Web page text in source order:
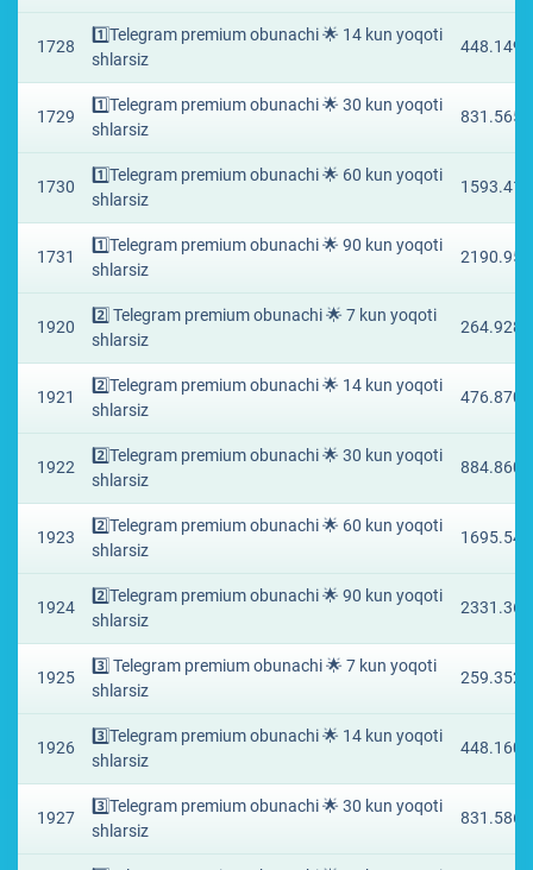
1728
1️⃣Telegram premium obunachi 🌟 14 kun yoqoti
shlarsiz
448.149
1729
1️⃣Telegram premium obunachi 🌟 30 kun yoqoti
shlarsiz
1730
1️⃣Telegram premium obunachi 🌟 60 kun yoqoti
shlarsiz
1731
1️⃣Telegram premium obunachi 🌟 90 kun yoqoti
shlarsiz
1920
2️⃣ Telegram premium obunachi 🌟 7 kun yoqoti
shlarsiz
1921
2️⃣Telegram premium obunachi 🌟 14 kun yoqoti
shlarsiz
1922
2️⃣Telegram premium obunachi 🌟 30 kun yoqoti
shlarsiz
1923
2️⃣Telegram premium obunachi 🌟 60 kun yoqoti
shlarsiz
1924
2️⃣Telegram premium obunachi 🌟 90 kun yoqoti
shlarsiz
1925
3️⃣ Telegram premium obunachi 🌟 7 kun yoqoti
shlarsiz
1926
3️⃣Telegram premium obunachi 🌟 14 kun yoqoti
shlarsiz
1927
3️⃣Telegram premium obunachi 🌟 30 kun yoqoti
shlarsiz